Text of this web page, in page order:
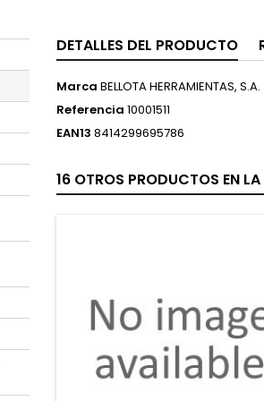
DETALLES DEL PRODUCTO
Marca BELLOTA HERRAMIENTAS, S.A.
Referencia 10001511
EAN13 8414299695786
16 OTROS PRODUCTOS EN